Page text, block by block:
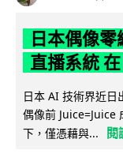
日本偶像
直播系統
日本 AI 技術界近日
偶像前 Juice=Juice
下，僅憑藉與...
閱